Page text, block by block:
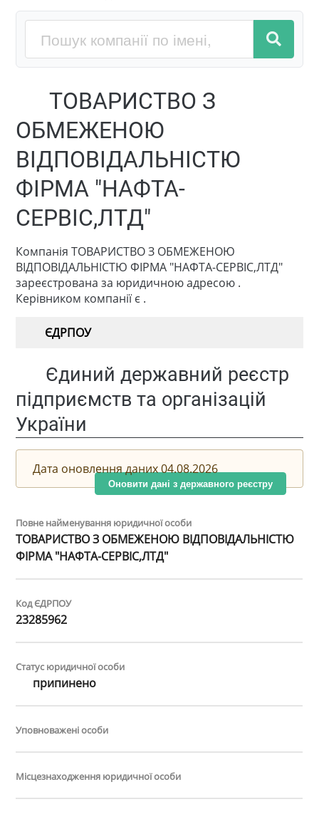
ТОВАРИСТВО З
ОБМЕЖЕНОЮ
ВІДПОВІДАЛЬНІСТЮ
ФІРМА "НАФТА-
СЕРВІС,ЛТД"
Компанія ТОВАРИСТВО З ОБМЕЖЕНОЮ
ВІДПОВІДАЛЬНІСТЮ ФІРМА "НАФТА-СЕРВІС,ЛТД"
зареєстрована за юридичною адресою .
Керівником компанії є .
ЄДРПОУ
Єдиний державний реєстр
підприємств та організацій
України
Дата оновлення даних 04.08.2026
Оновити дані з державного реєстру
Повне найменування юридичної особи
ТОВАРИСТВО З ОБМЕЖЕНОЮ ВІДПОВІДАЛЬНІСТЮ
ФІРМА "НАФТА-СЕРВІС,ЛТД"
Код ЄДРПОУ
23285962
Статус юридичної особи
припинено
Уповноважені особи
Місцезнаходження юридичної особи